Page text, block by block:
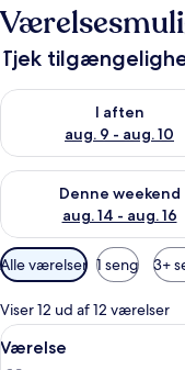
Tjek
I aften
aug. 9 - aug. 10
Tjek tilgængelighed for
Denne weekend
aug. 14 - aug. 16
Tjek tilgængelighed for
Tilgængelige
filtre
for
værelser
Alle værelser 1 seng 3+
Viser 12 ud af 12 værelser
Indlæs
alle
12
Værelse